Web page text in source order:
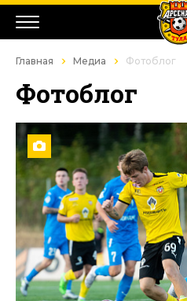
Главная Медиа Фотоблог
Фотоблог